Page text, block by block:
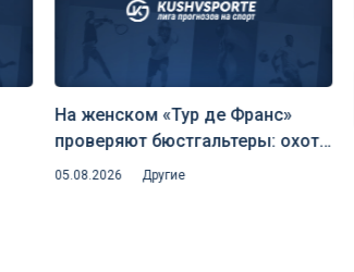
На женском «Тур де Франс»
проверяют бюстгальтеры: охота
на скрытую аэродинамику и
05.08.2026 Другие